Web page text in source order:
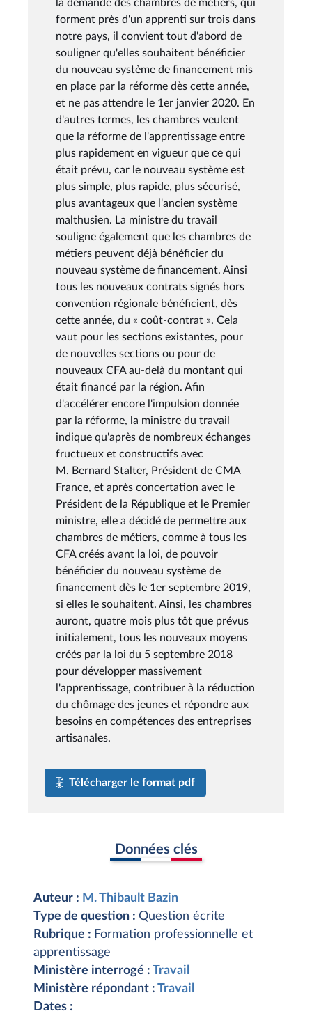
la demande des chambres de métiers, qui
forment près d'un apprenti sur trois dans
notre pays, il convient tout d'abord de
souligner qu'elles souhaitent bénéficier
du nouveau système de financement mis
en place par la réforme dès cette année,
et ne pas attendre le 1er janvier 2020. En
d'autres termes, les chambres veulent
que la réforme de l'apprentissage entre
plus rapidement en vigueur que ce qui
était prévu, car le nouveau système est
plus simple, plus rapide, plus sécurisé,
plus avantageux que l'ancien système
malthusien. La ministre du travail
souligne également que les chambres de
métiers peuvent déjà bénéficier du
nouveau système de financement. Ainsi
tous les nouveaux contrats signés hors
convention régionale bénéficient, dès
cette année, du « coût-contrat ». Cela
vaut pour les sections existantes, pour
de nouvelles sections ou pour de
nouveaux CFA au-delà du montant qui
était financé par la région. Afin
d'accélérer encore l'impulsion donnée
par la réforme, la ministre du travail
indique qu'après de nombreux échanges
fructueux et constructifs avec
M. Bernard Stalter, Président de CMA
France, et après concertation avec le
Président de la République et le Premier
ministre, elle a décidé de permettre aux
chambres de métiers, comme à tous les
CFA créés avant la loi, de pouvoir
bénéficier du nouveau système de
financement dès le 1er septembre 2019,
si elles le souhaitent. Ainsi, les chambres
auront, quatre mois plus tôt que prévus
initialement, tous les nouveaux moyens
créés par la loi du 5 septembre 2018
pour développer massivement
l'apprentissage, contribuer à la réduction
du chômage des jeunes et répondre aux
besoins en compétences des entreprises
artisanales.
Télécharger le format pdf
Données clés
Auteur : M. Thibault Bazin
Type de question : Question écrite
Rubrique : Formation professionnelle et
apprentissage
Ministère interrogé : Travail
Ministère répondant : Travail
Dates :